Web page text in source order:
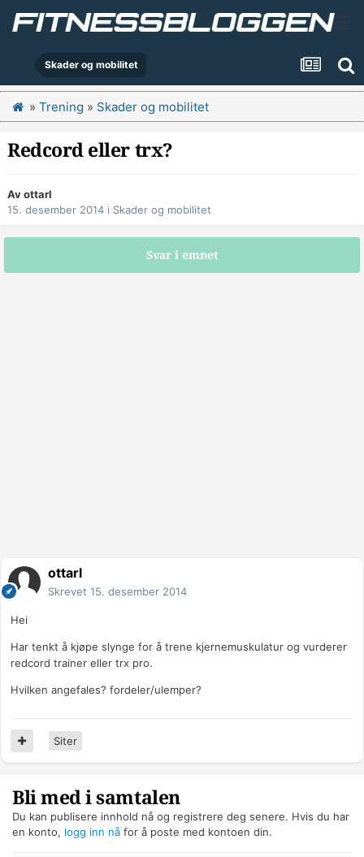
Skader og mobilitet
» Trening » Skader og mobilitet
Redcord eller trx?
Avottarl
15. desember 2014 i Skader og mobilitet
Svar i emnet
ottarl
Skrevet 15. desember 2014
Hei
Har tenkt å kjøpe slynge for å trene kjernemuskulatur og vurderer
redcord trainer eller trx pro.
Hvilken angefales? fordeler/ulemper?
Siter
Bli med i samtalen
Du kan publisere innhold nå og registrere deg senere. Hvis du har
en konto, logg inn nå for å poste med kontoen din.